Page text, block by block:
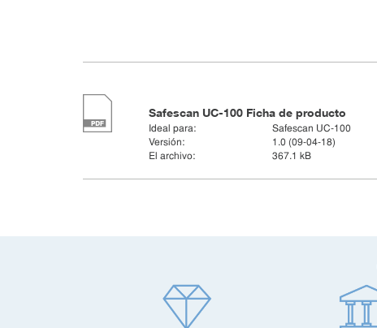
Safescan UC-100 Ficha de producto
Ideal para:
Safescan UC-100
Versión:
1.0 (09-04-18)
El archivo:
367.1 kB